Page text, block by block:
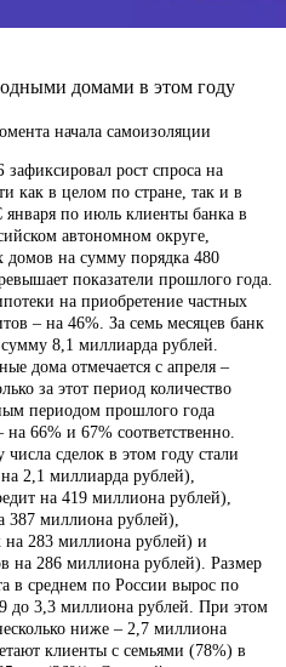
домами в этом году
начала самоизоляции
рост спроса на
как в целом по стране, так и в
по июль клиенты банка в
автономном округе,
домов на сумму порядка 480
показатели прошлого года.
на приобретение частных
– на 46%. За семь месяцев банк
8,1 миллиарда рублей.
дома отмечается с апреля –
за этот период количество
периодом прошлого года
66% и 67% соответственно.
сделок в этом году стали
2,1 миллиарда рублей),
на 419 миллиона рублей),
387 миллиона рублей),
на 283 миллиона рублей) и
на 286 миллиона рублей). Размер
в среднем по России вырос по
до 3,3 миллиона рублей. При этом
ниже – 2,7 миллиона
клиенты с семьями (78%) в